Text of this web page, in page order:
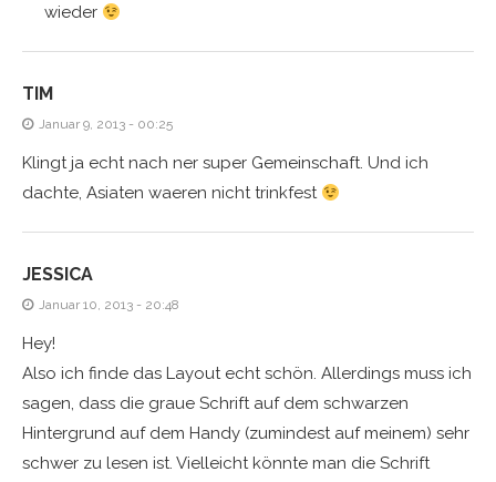
wieder
TIM
Januar 9, 2013 - 00:25
Klingt ja echt nach ner super Gemeinschaft. Und ich
dachte, Asiaten waeren nicht trinkfest
JESSICA
Januar 10, 2013 - 20:48
Hey!
Also ich finde das Layout echt schön. Allerdings muss ich
sagen, dass die graue Schrift auf dem schwarzen
Hintergrund auf dem Handy (zumindest auf meinem) sehr
schwer zu lesen ist. Vielleicht könnte man die Schrift